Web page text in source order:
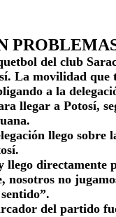
del club
La movilidad
a la
llegar a Potosí,
llego sobre
llego directamente
nosotros no
del partido